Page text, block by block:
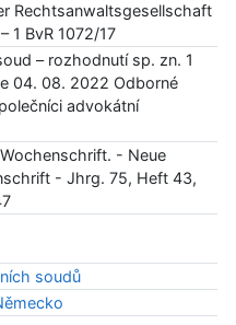
Rechtsanwaltsgesellschaft
1 BvR 1072/17
– rozhodnutí sp. zn. 1
04. 08. 2022 Odborné
advokátní
- Neue
- Jhrg. 75, Heft 43,
soudů